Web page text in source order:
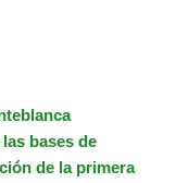
bases de
de la primera